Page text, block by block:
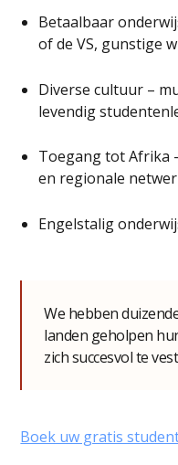
Betaalbaar
of de VS, gunstige
Diverse cultuur –
levendig
Toegang tot Afrika
en regionale
Engelstalig
We hebben
landen geholpen
zich succesvol te
Boek uw gratis